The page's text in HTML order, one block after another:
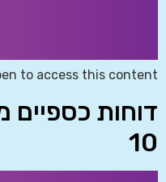
to access this content
10